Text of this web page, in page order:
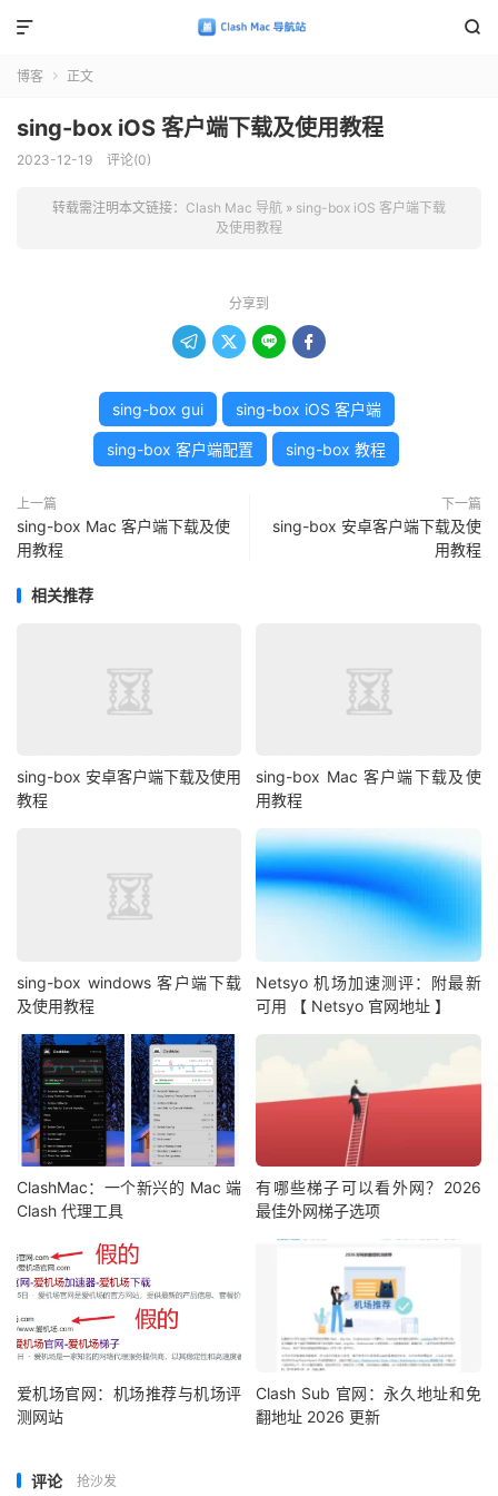


博客  正文
sing-box iOS 客户端下载及使用教程
2023-12-19 评论(0)
转载需注明本文链接： Clash Mac 导航 » sing-box iOS 客户端下载
及使用教程
分享到
   
sing-box gui sing-box iOS 客户端
sing-box 客户端配置 sing-box 教程
上一篇
sing-box Mac 客户端下载及使
用教程
下一篇
sing-box 安卓客户端下载及使
用教程
相关推荐
sing-box 安卓客户端下载及使用
教程
sing-box Mac 客户端下载及使
用教程
sing-box windows 客户端下载
及使用教程
Netsyo 机场加速测评：附最新
可用 【 Netsyo 官网地址 】
ClashMac：一个新兴的 Mac 端
Clash 代理工具
有哪些梯子可以看外网？2026
最佳外网梯子选项
爱机场官网：机场推荐与机场评
测网站
Clash Sub 官网：永久地址和免
翻地址 2026 更新
评论 抢沙发